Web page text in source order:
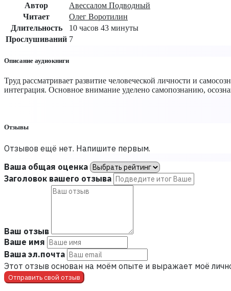
Автор
Авессалом Подводный
Читает
Олег Воротилин
Длительность
10 часов 43 минуты
Прослушиваний 7
Описание аудиокниги
Труд рассматривает развитие человеческой личности и
интеграция. Основное внимание уделено самопознанию,
Отзывы
Отзывов ещё нет. Напишите первым.
Ваша общая оценка
Заголовок вашего отзыва
Ваш отзыв
Ваше имя
Ваша эл.почта
Этот отзыв основан на моём опыте и выражает моё
Отправить свой отзыв